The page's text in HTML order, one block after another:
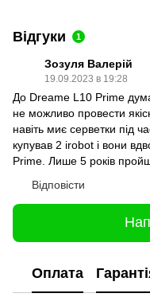
Відгуки 1
Зозуля Валерій
19.09.2023 в 19:28
До Dreame L10 Prime
не можливо провести
навіть миє серветки під
купував 2 irobot і вони
Prime. Лише 5 років
Відповісти
Оплата